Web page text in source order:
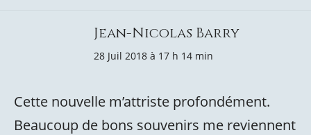
Jean-Nicolas Barry
28 Juil 2018 à 17 h 14 min
Cette nouvelle m’attriste profondément.
Beaucoup de bons souvenirs me reviennent